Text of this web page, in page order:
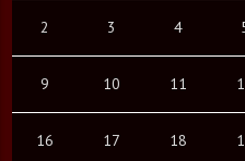
2 3 4
9 10 11
16 17 18